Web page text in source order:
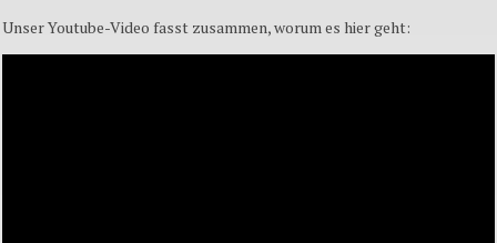
Unser Youtube-Video fasst zusammen, worum es hier geht: